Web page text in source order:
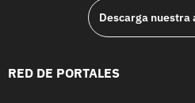
Descarga nuestra
RED DE PORTALES